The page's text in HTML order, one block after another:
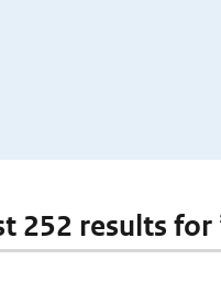
252 results for